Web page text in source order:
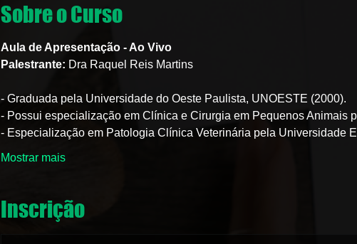
Sobre o Curso
Aula de Apresentação - Ao Vivo
Palestrante: Dra Raquel Reis Martins
- Graduada pela Universidade do Oeste Paulista, UNOESTE (2000).
- Possui especialização em Clínica e Cirurgia em Pequenos Animais
- Especialização em Patologia Clínica Veterinária pela Universidade
Mostrar mais
Inscrição